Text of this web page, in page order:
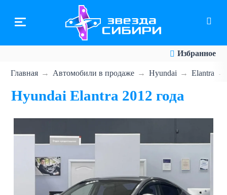
основному
Избранное
Главная Автомобили в продаже Hyundai Elantra
Hyundai Elantra 2012 года